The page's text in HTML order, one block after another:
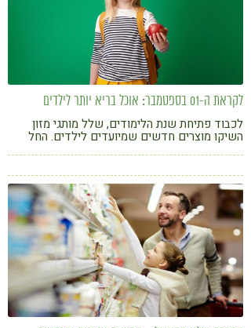
לקראת ה-01 בספטמבר: אוכל בריא יותר לילדים
לכבוד פתיחת שנת הלימודים, שלל מותגי מזון
השיקו מוצרים חדשים שמיועדים לילדים. החל
בחשבון כשמארגנים קופסת אוכל לגן או לבית
הספר?